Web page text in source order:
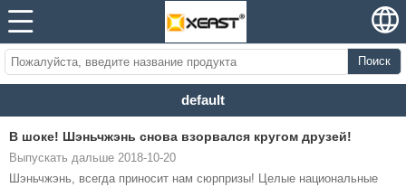
Поиск
default
В шоке! Шэньчжэнь снова взорвался кругом друзей!
Выпускать дальше 2018-10-20
Шэньчжэнь, всегда приносит нам сюрпризы! Целые национальные